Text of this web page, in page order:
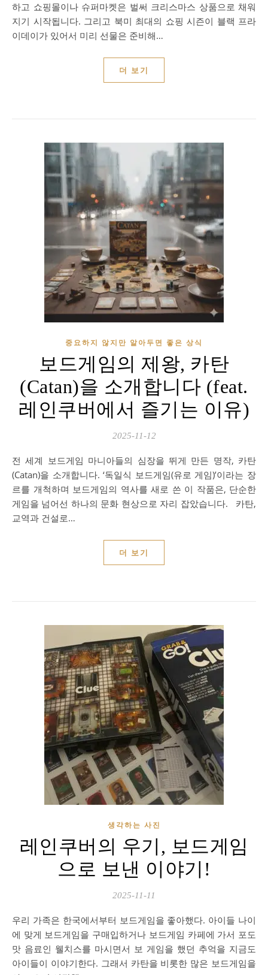
하고 쇼핑몰이나 슈퍼마켓은 벌써 크리스마스 상품으로 채워
지기 시작됩니다. 그리고 북미 최대의 쇼핑 시즌이 블랙 프라
이데이가 있어서 미리 선물은 준비해…
더 보기
중요하지 않지만 알아두면 좋은 상식
보드게임의 제왕, 카탄
(Catan)을 소개합니다 (feat.
레인쿠버에서 즐기는 이유)
2025-11-12
전 세계 보드게임 마니아들의 심장을 뛰게 만든 명작, 카탄
(Catan)을 소개합니다. ‘독일식 보드게임(유로 게임)’이라는 장
르를 개척하며 보드게임의 역사를 새로 쓴 이 작품은, 단순한
게임을 넘어선 하나의 문화 현상으로 자리 잡았습니다. 카탄,
교역과 건설로…
더 보기
생각하는 사진
레인쿠버의 우기, 보드게임
으로 보낸 이야기!
2025-11-11
우리 가족은 한국에서부터 보드게임을 좋아했다. 아이들 나이
에 맞게 보드게임을 구매입하거나 보드게임 카페에 가서 포도
맛 음료인 웰치스를 마시면서 보 게임을 했던 추억을 지금도
아이들이 이야기한다. 그래서 카탄을 비롯한 많은 보드게임을